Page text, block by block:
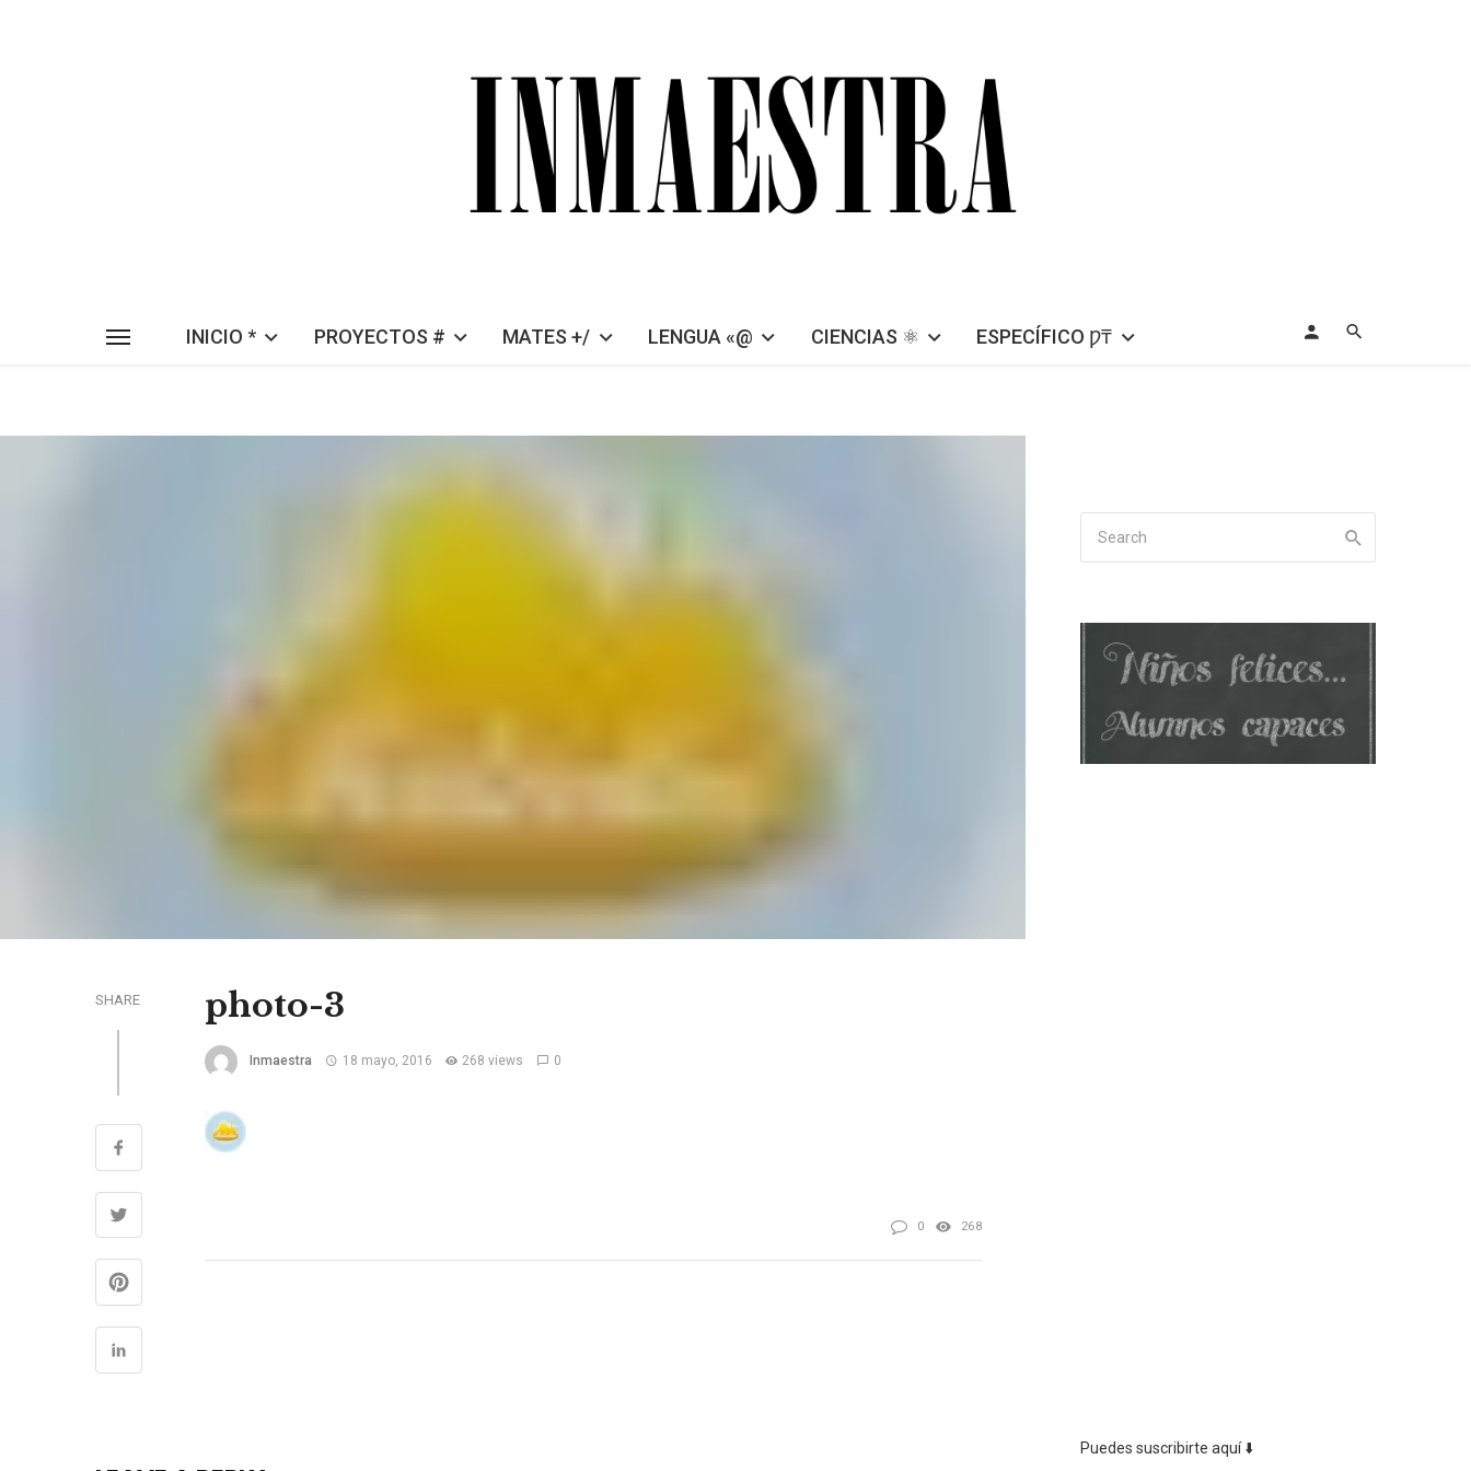
INICIO * PROYECTOS # MATES +/ LENGUA «@ CIENCIAS ⚛︎ ESPECÍFICO Ƿ₸
SHARE photo-3
Inmaestra 18 mayo, 2016 268 views 0
0 268
Puedes suscribirte aquí ⬇️